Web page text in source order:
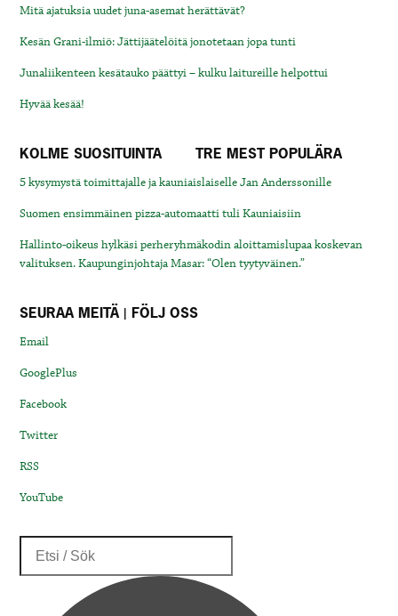
Mitä ajatuksia uudet juna-asemat herättävät?
Kesän Grani-ilmiö: Jättijäätelöitä jonotetaan jopa tunti
Junaliikenteen kesätauko päättyi – kulku laitureille helpottui
Hyvää kesää!
KOLME SUOSITUINTA TRE MEST POPULÄRA
5 kysymystä toimittajalle ja kauniaislaiselle Jan Anderssonille
Suomen ensimmäinen pizza-automaatti tuli Kauniaisiin
Hallinto-oikeus hylkäsi perheryhmäkodin aloittamislupaa koskevan
valituksen. Kaupunginjohtaja Masar: “Olen tyytyväinen.”
SEURAA MEITÄ | FÖLJ OSS
Email
GooglePlus
Facebook
Twitter
RSS
YouTube